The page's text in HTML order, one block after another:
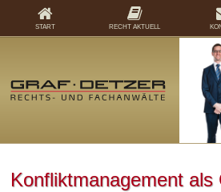
Konfliktmanagement als
START RECHT AKTUELL